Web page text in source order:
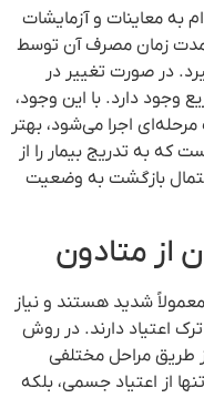
به معاینات و آزمایشات
مدت زمان مصرف آن توسط
در صورت تغییر در
وجود دارد. با این وجود،
اجرا می‌شود، بهتر
به تدریج بیمار را از
بازگشت به وضعیت
شدید هستند و نیاز
اعتیاد دارند. در روش
طریق مراحل مختلفی
از اعتیاد جسمی، بلکه